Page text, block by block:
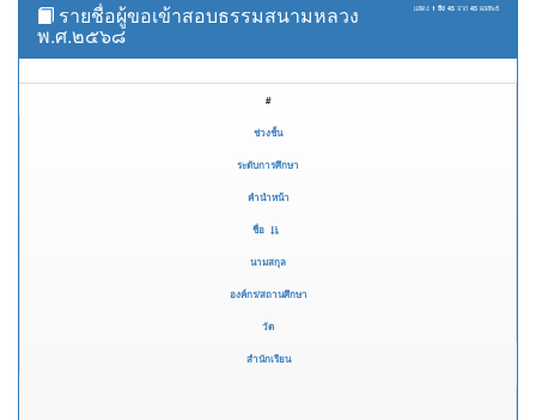
แสดง 1 ถึง 45 จาก 45 ผลลัพธ์
รายชื่อผู้ขอเข้าสอบธรรมสนามหลวง
พ.ศ.๒๕๖๘
#
ช่วงชั้น
ระดับการศึกษา
คำนำหน้า
ชื่อ
นามสกุล
องค์กร/สถานศึกษา
วัด
สำนักเรียน